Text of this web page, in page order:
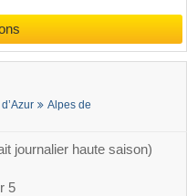
Alpes de
journalier haute saison)
5